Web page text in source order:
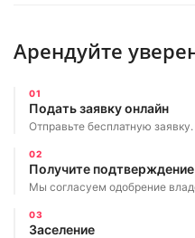
Арендуйте
01
Подать заявку онлайн
Отправьте бесплатную
02
Получите подтверждение
Мы согласуем одобрение
03
Заселение